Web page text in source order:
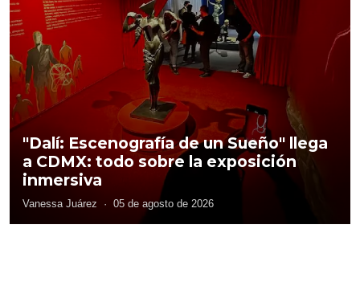
"Dalí: Escenografía de un Sueño" llega
a CDMX: todo sobre la exposición
inmersiva
Vanessa Juárez · 05 de agosto de 2026